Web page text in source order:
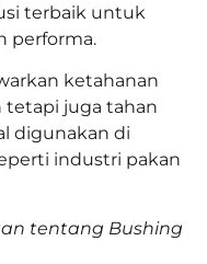
terbaik untuk
performa.
ketahanan
tetapi juga tahan
digunakan di
industri pakan
tentang Bushing